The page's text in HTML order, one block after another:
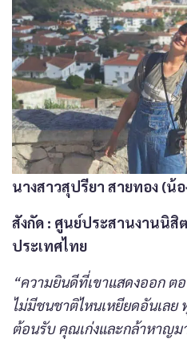
นางสาวสุปรียา สายทอง (น้
สังกัด : ศูนย์ประสานงานนิสิ
ประเทศไทย
“ความยินดีที่เขาแสดงออก ต
ไม่มีชนชาติไหนเหยียดอันเล
ต้อนรับ คุณเก่งและกล้าหาญม